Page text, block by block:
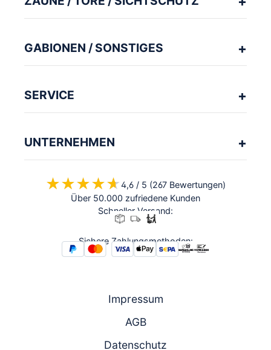
GABIONEN / SONSTIGES
SERVICE
UNTERNEHMEN
★★★★★
★★★★★4,6 / 5 (267 Bewertungen)
Über 50.000 zufriedene Kunden
Schneller Versand:
Sichere Zahlungsmethoden:
Impressum
AGB
Datenschutz